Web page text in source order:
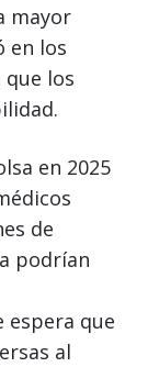
mayor
en los
los
en 2025
de
podrían
espera que
al